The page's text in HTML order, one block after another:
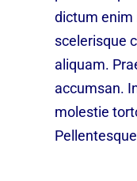
dictum enim
scelerisque
aliquam.
accumsan.
molestie